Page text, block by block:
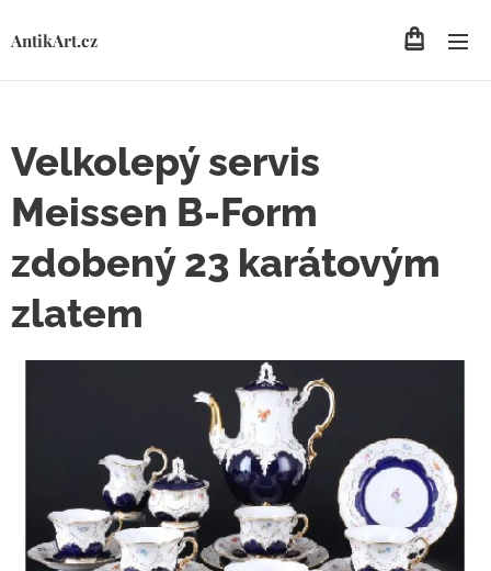
AntikArt.cz
Velkolepý servis
Meissen B-Form
zdobený 23 karátovým
zlatem